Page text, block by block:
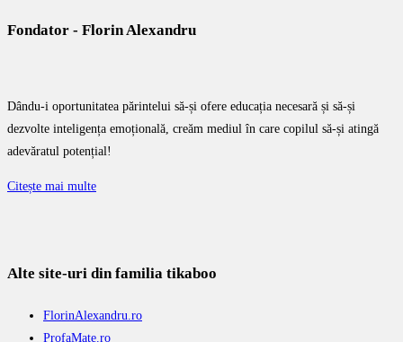
Fondator - Florin Alexandru
Dându-i oportunitatea părintelui să-și ofere educația necesară și să-și
dezvolte inteligența emoțională, creăm mediul în care copilul să-și atingă
adevăratul potențial!
Citește mai multe
Alte site-uri din familia tikaboo
FlorinAlexandru.ro
ProfaMate.ro